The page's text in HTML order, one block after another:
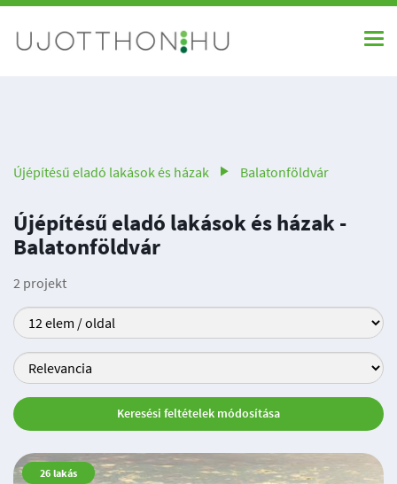
Újépítésű eladó lakások és házak Balatonföldvár
Újépítésű eladó lakások és házak -
Balatonföldvár
2 projekt
Keresési feltételek módosítása
26 lakás